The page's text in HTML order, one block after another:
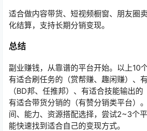
适合做内容带货、短视频橱窗、朋友圈
化结算，支持长期分销变现。
总结
副业赚钱，从靠谱的平台开始。以上10
有适合刷任务的（赏帮赚、趣闲赚）、
（BD邦、任推邦）、有适合技能输出
有适合带货分销的（有赞分销类平台）
间、能力、资源搭配选择，尝试2~3个
能快速找到适合自己的变现方式。